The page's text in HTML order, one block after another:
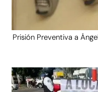
Prisión Preventiva a